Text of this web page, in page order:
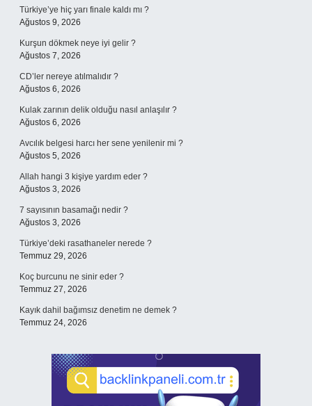
Türkiye’ye hiç yarı finale kaldı mı ?
Ağustos 9, 2026
Kurşun dökmek neye iyi gelir ?
Ağustos 7, 2026
CD’ler nereye atılmalıdır ?
Ağustos 6, 2026
Kulak zarının delik olduğu nasıl anlaşılır ?
Ağustos 6, 2026
Avcılık belgesi harcı her sene yenilenir mi ?
Ağustos 5, 2026
Allah hangi 3 kişiye yardım eder ?
Ağustos 3, 2026
7 sayısının basamağı nedir ?
Ağustos 3, 2026
Türkiye’deki rasathaneler nerede ?
Temmuz 29, 2026
Koç burcunu ne sinir eder ?
Temmuz 27, 2026
Kayık dahil bağımsız denetim ne demek ?
Temmuz 24, 2026